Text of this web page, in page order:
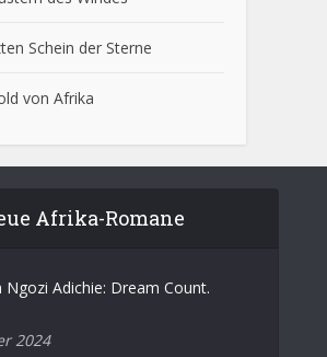
Schein der Sterne
von Afrika
Afrika-Romane
Ngozi Adichie: Dream Count.
2024